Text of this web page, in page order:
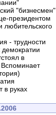
"бизнесмен"
президентом
любительского
- трудности
демократии
в
в руках